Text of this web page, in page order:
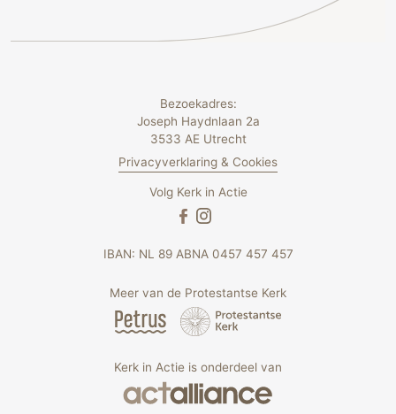
Bezoekadres:
Joseph Haydnlaan 2a
3533 AE Utrecht
Privacyverklaring & Cookies
Volg Kerk in Actie
IBAN: NL 89 ABNA 0457 457 457
Meer van de Protestantse Kerk
Kerk in Actie is onderdeel van